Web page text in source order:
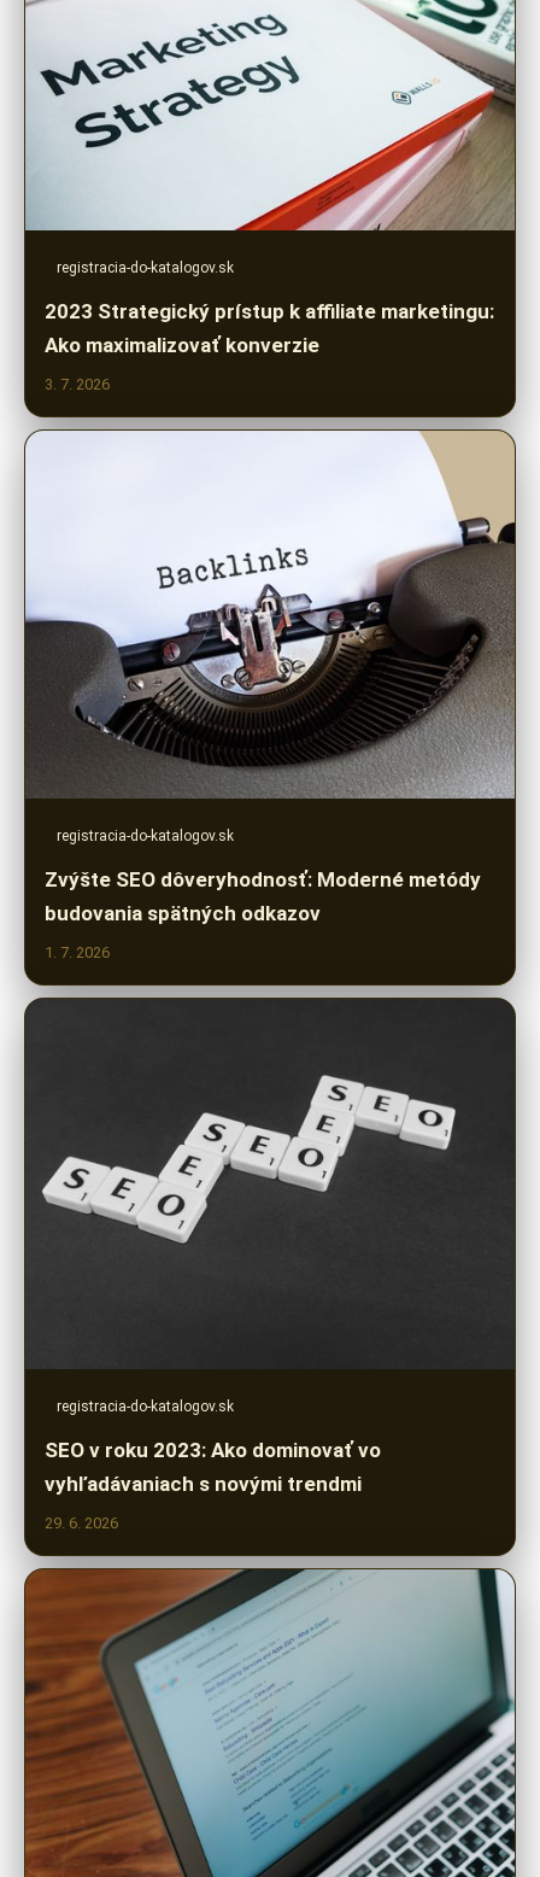
registracia-do-katalogov.sk
2023 Strategický prístup k affiliate marketingu:
Ako maximalizovať konverzie
3. 7. 2026
registracia-do-katalogov.sk
Zvýšte SEO dôveryhodnosť: Moderné metódy
budovania spätných odkazov
1. 7. 2026
registracia-do-katalogov.sk
SEO v roku 2023: Ako dominovať vo
vyhľadávaniach s novými trendmi
29. 6. 2026